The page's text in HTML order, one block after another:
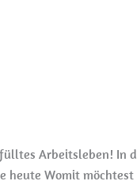
Arbeitsleben!
heute Womit